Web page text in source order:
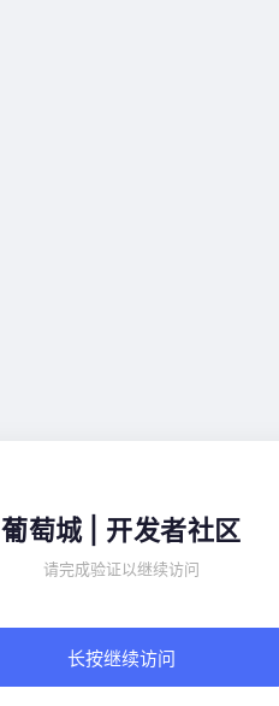
葡萄城 | 开发者社区
请完成验证以继续访问
长按继续访问